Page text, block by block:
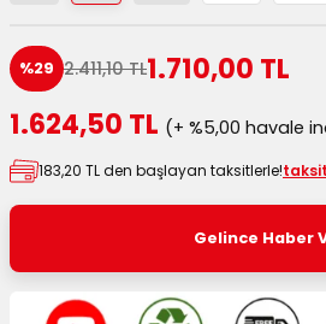
Kutuları
Masura Kapaklı
%29 2.411,10 TL1.710,00 TL
1.624,50 TL (+ %5,00 havale
183,20 TL den başlayan taksitlerle!
Gelince Haber